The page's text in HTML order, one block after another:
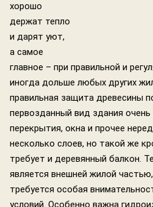
хорошо
держат тепло
и дарят уют,
а самое
главное – при правильной и
иногда дольше любых других
правильная защита древесины
первозданный вид здания
перекрытия, окна и прочее
несколько слоев, но такой же
требует и деревянный балкон.
является внешней жилой
требуется особая
условий. Особенно важна